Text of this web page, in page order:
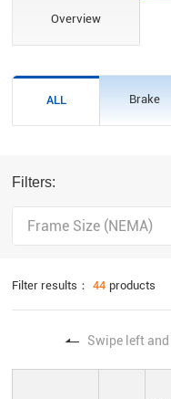
Overview
ALL Brake
Filters:
Frame Size (NEMA)
Filter results： 44 products
Swipe left